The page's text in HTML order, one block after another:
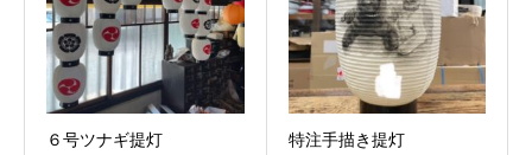
６号ツナギ提灯 特注手描き提灯